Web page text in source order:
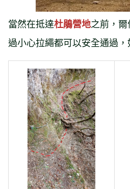
當然在抵達杜鵑營地之前，
過小心拉繩都可以安全通過